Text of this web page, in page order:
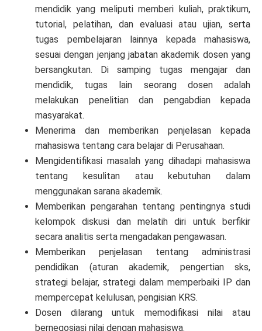
mendidik yang meliputi memberi kuliah, praktikum,
tutorial, pelatihan, dan evaluasi atau ujian, serta
tugas pembelajaran lainnya kepada mahasiswa,
sesuai dengan jenjang jabatan akademik dosen yang
bersangkutan. Di samping tugas mengajar dan
mendidik, tugas lain seorang dosen adalah
melakukan penelitian dan pengabdian kepada
masyarakat.
Menerima dan memberikan penjelasan kepada
mahasiswa tentang cara belajar di Perusahaan.
Mengidentifikasi masalah yang dihadapi mahasiswa
tentang kesulitan atau kebutuhan dalam
menggunakan sarana akademik.
Memberikan pengarahan tentang pentingnya studi
kelompok diskusi dan melatih diri untuk berfikir
secara analitis serta mengadakan pengawasan.
Memberikan penjelasan tentang administrasi
pendidikan (aturan akademik, pengertian sks,
strategi belajar, strategi dalam memperbaiki IP dan
mempercepat kelulusan, pengisian KRS.
Dosen dilarang untuk memodifikasi nilai atau
bernegosiasi nilai dengan mahasiswa.